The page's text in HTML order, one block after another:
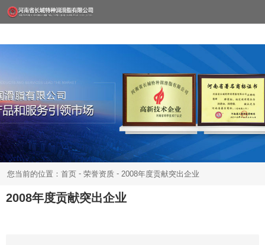
您当前的位置：首页 - 荣誉资质 - 2008年度贡献突出企业
2008年度贡献突出企业